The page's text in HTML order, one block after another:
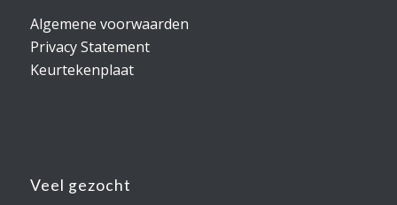
Algemene voorwaarden
Privacy Statement
Keurtekenplaat
Veel gezocht